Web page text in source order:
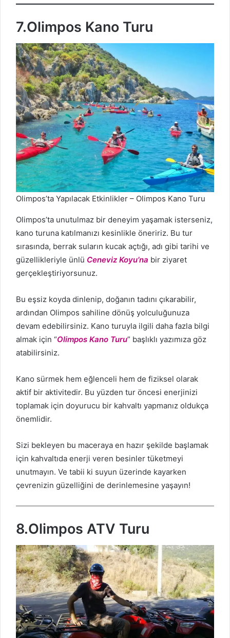
7.Olimpos Kano Turu
Olimpos’ta Yapılacak Etkinlikler – Olimpos Kano Turu
Olimpos’ta unutulmaz bir deneyim yaşamak isterseniz,
kano turuna katılmanızı kesinlikle öneririz. Bu tur
sırasında, berrak suların kucak açtığı, adı gibi tarihi ve
güzellikleriyle ünlü Ceneviz Koyu’na bir ziyaret
gerçekleştiriyorsunuz.
Bu eşsiz koyda dinlenip, doğanın tadını çıkarabilir,
ardından Olimpos sahiline dönüş yolculuğunuza
devam edebilirsiniz. Kano turuyla ilgili daha fazla bilgi
almak için “Olimpos Kano Turu” başlıklı yazımıza göz
atabilirsiniz.
Kano sürmek hem eğlenceli hem de fiziksel olarak
aktif bir aktivitedir. Bu yüzden tur öncesi enerjinizi
toplamak için doyurucu bir kahvaltı yapmanız oldukça
önemlidir.
Sizi bekleyen bu maceraya en hazır şekilde başlamak
için kahvaltıda enerji veren besinler tüketmeyi
unutmayın. Ve tabii ki suyun üzerinde kayarken
çevrenizin güzelliğini de derinlemesine yaşayın!
8.Olimpos ATV Turu